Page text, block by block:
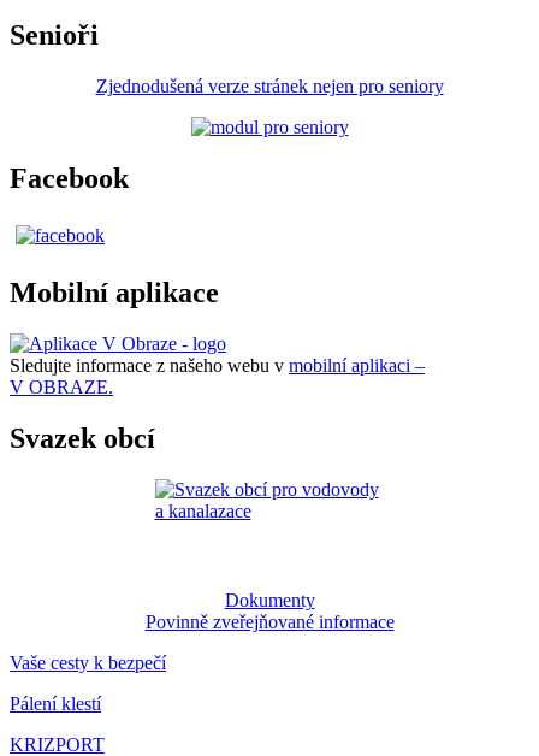
Senioři
Zjednodušená verze stránek nejen pro seniory
Facebook
Mobilní aplikace
Sledujte informace z našeho webu v mobilní aplikaci –
V OBRAZE.
Svazek obcí
Dokumenty
Povinně zveřejňované informace
Vaše cesty k bezpečí
Pálení klestí
KRIZPORT